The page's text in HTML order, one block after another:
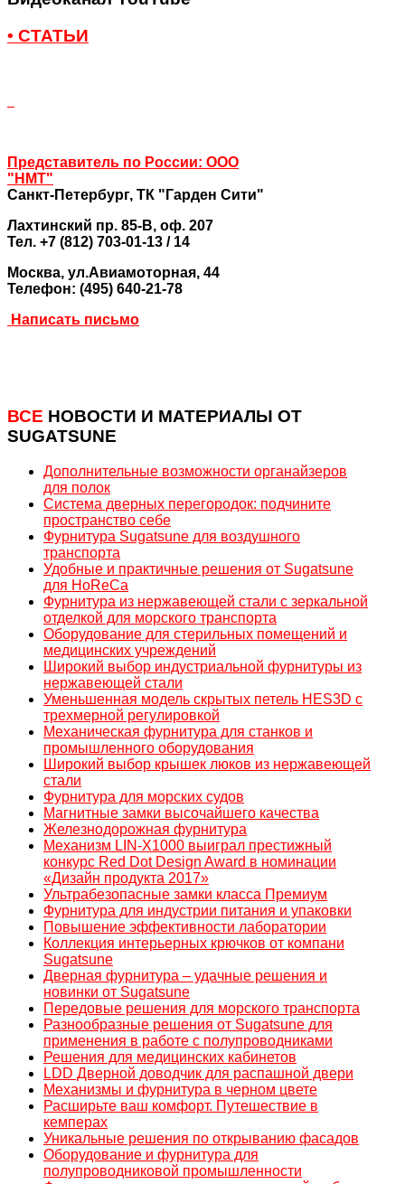
• СТАТЬИ
Представитель по России: ООО
"НМТ"
Санкт-Петербург, ТК "Гарден Сити"
Лахтинский пр. 85-В, оф. 207
Тел. +7 (812) 703-01-13 / 14
Москва, ул.Авиамоторная, 44
Телефон: (495) 640-21-78
Написать письмо
ВСЕ НОВОСТИ И МАТЕРИАЛЫ ОТ
SUGATSUNE
Дополнительные возможности органайзеров
для полок
Система дверных перегородок: подчините
пространство себе
Фурнитура Sugatsune для воздушного
транспорта
Удобные и практичные решения от Sugatsune
для HoReCa
Фурнитура из нержавеющей стали c зеркальной
отделкой для морского транспорта
Оборудование для стерильных помещений и
медицинских учреждений
Широкий выбор индустриальной фурнитуры из
нержавеющей стали
Уменьшенная модель скрытых петель HES3D с
трехмерной регулировкой
Механическая фурнитура для станков и
промышленного оборудования
Широкий выбор крышек люков из нержавеющей
стали
Фурнитура для морских судов
Магнитные замки высочайшего качества
Железнодорожная фурнитура
Механизм LIN-X1000 выиграл престижный
конкурс Red Dot Design Award в номинации
«Дизайн продукта 2017»
Ультрабезопасные замки класса Премиум
Фурнитура для индустрии питания и упаковки
Повышение эффективности лаборатории
Коллекция интерьерных крючков от компани
Sugatsune
Дверная фурнитура – удачные решения и
новинки от Sugatsune
Передовые решения для морского транспорта
Разнообразные решения от Sugatsune для
применения в работе с полупроводниками
Решения для медицинских кабинетов
LDD Дверной доводчик для распашной двери
Механизмы и фурнитура в черном цвете
Расширьте ваш комфорт. Путешествие в
кемперах
Уникальные решения по открыванию фасадов
Оборудование и фурнитура для
полупроводниковой промышленности